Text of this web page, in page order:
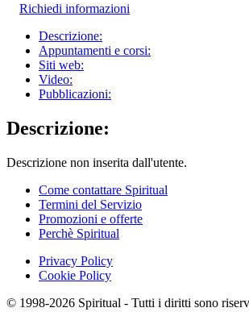
Richiedi informazioni
Descrizione:
Appuntamenti e corsi:
Siti web:
Video:
Pubblicazioni:
Descrizione:
Descrizione non inserita dall'utente.
Come contattare Spiritual
Termini del Servizio
Promozioni e offerte
Perchè Spiritual
Privacy Policy
Cookie Policy
© 1998-2026 Spiritual - Tutti i diritti sono